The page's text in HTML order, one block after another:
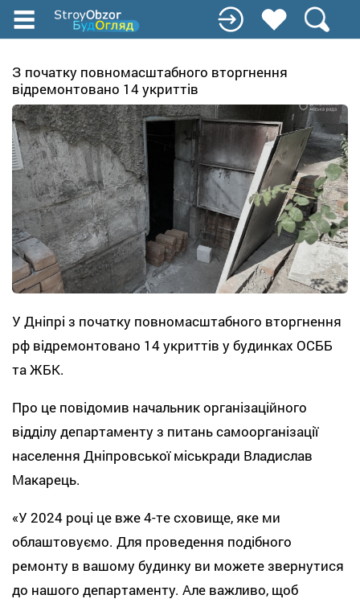
Перейти
содержанию
З початку повномасштабного вторгнення
відремонтовано 14 укриттів
У Дніпрі з початку повномасштабного вторгнення
рф відремонтовано 14 укриттів у будинках ОСББ
та ЖБК.
Про це повідомив начальник організаційного
відділу департаменту з питань самоорганізації
населення Дніпровської міськради Владислав
Макарець.
«У 2024 році це вже 4-те сховище, яке ми
облаштовуємо. Для проведення подібного
ремонту в вашому будинку ви можете звернутися
до нашого департаменту. Але важливо, щоб